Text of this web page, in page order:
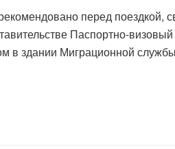
перед поездкой,
Паспортно-
здании Миграционной